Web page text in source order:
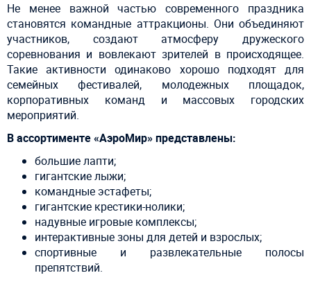
Не менее важной частью современного праздника
становятся командные аттракционы. Они объединяют
участников, создают атмосферу дружеского
соревнования и вовлекают зрителей в происходящее.
Такие активности одинаково хорошо подходят для
семейных фестивалей, молодежных площадок,
корпоративных команд и массовых городских
мероприятий.
В ассортименте «АэроМир» представлены:
большие лапти;
гигантские лыжи;
командные эстафеты;
гигантские крестики-нолики;
надувные игровые комплексы;
интерактивные зоны для детей и взрослых;
спортивные и развлекательные полосы
препятствий.